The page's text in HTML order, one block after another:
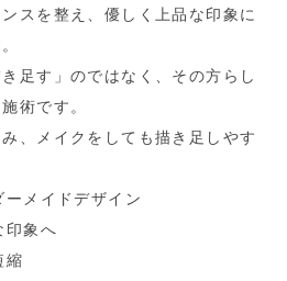
スを整え、優しく上品な印象に
足す」のではなく、その方らし
術です。
、メイクをしても描き足しやす
メイドデザイン
印象へ
縮